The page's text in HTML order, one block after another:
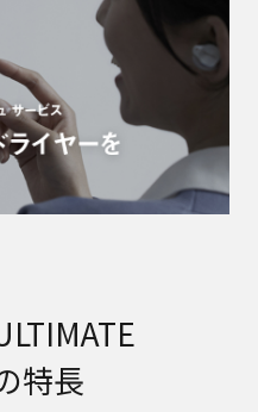
特長